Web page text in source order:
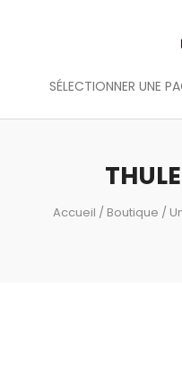
SÉLECTIONNER UNE
Accueil / Boutique /